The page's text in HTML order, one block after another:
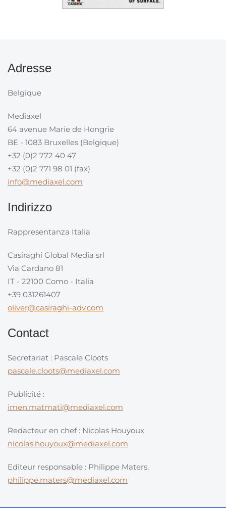
Adresse
Belgique
Mediaxel
64 avenue Marie de Hongrie
BE - 1083 Bruxelles (Belgique)
+32 (0)2 772 40 47
+32 (0)2 771 98 01 (fax)
info@mediaxel.com
Indirizzo
Rappresentanza Italia
Casiraghi Global Media srl
Via Cardano 81
IT - 22100 Como - Italia
+39 031261407
oliver@casiraghi-adv.com
Contact
Secretariat : Pascale Cloots
pascale.cloots@mediaxel.com
Publicité :
imen.matmati@mediaxel.com
Redacteur en chef : Nicolas Houyoux
nicolas.houyoux@mediaxel.com
Editeur responsable : Philippe Maters,
philippe.maters@mediaxel.com